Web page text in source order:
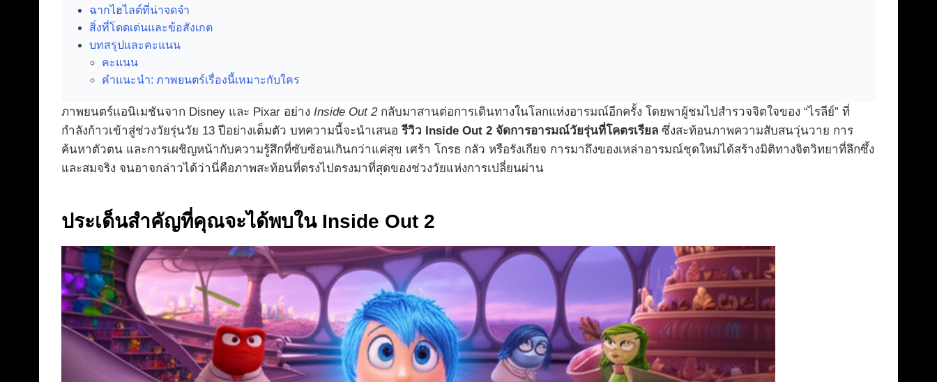
ฉากไฮไลต์ที่น่าจดจำ
สิ่งที่โดดเด่นและข้อสังเกต
บทสรุปและคะแนน
คะแนน
คำแนะนำ: ภาพยนตร์เรื่องนี้เหมาะกับใคร
ภาพยนตร์แอนิเมชันจาก Disney และ Pixar อย่าง Inside Out 2กลับมาสานต่อการเดินทางในโลกแห่งอารมณ์อีกครั้ง โดยพาผู้ชมไปสำรวจจิตใจของ “ไรลีย์” ที่
กำลังก้าวเข้าสู่ช่วงวัยรุ่นวัย 13 ปีอย่างเต็มตัว บทความนี้จะนำเสนอรีวิว Inside Out 2 จัดการอารมณ์วัยรุ่นที่โคตรเรียล ซึ่งสะท้อนภาพความสับสนวุ่นวาย การ
ค้นหาตัวตน และการเผชิญหน้ากับความรู้สึกที่ซับซ้อนเกินกว่าแค่สุข เศร้า โกรธ กลัว หรือรังเกียจ การมาถึงของเหล่าอารมณ์ชุดใหม่ได้สร้างมิติทางจิตวิทยาที่ลึกซึ้ง
และสมจริง จนอาจกล่าวได้ว่านี่คือภาพสะท้อนที่ตรงไปตรงมาที่สุดของช่วงวัยแห่งการเปลี่ยนผ่าน
ประเด็นสำคัญที่คุณจะได้พบใน Inside Out 2